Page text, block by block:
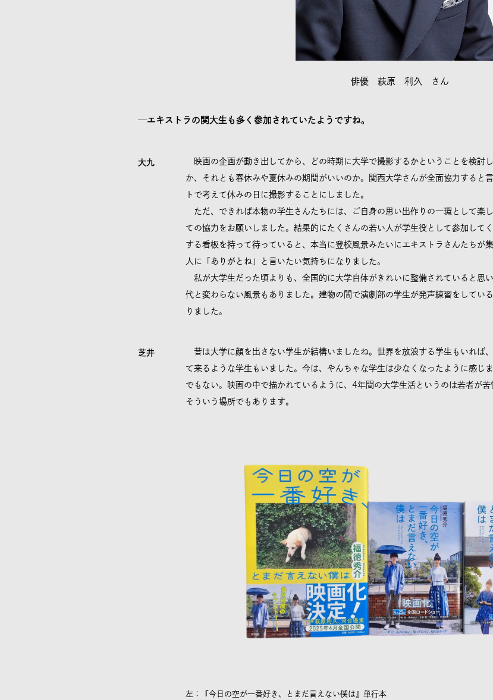
俳優 萩原 利久 さん
─エキストラの関大生も多く参加されていたようですね。
大九
映画の企画が動き出してから、どの時期に大学で撮影するかということを検討
か、それとも春休みや夏休みの期間がいいのか。関西大学さんが全面協力すると
トで考えて休みの日に撮影することにしました。
ただ、できれば本物の学生さんたちには、ご自身の思い出作りの一環として楽
ての協力をお願いしました。結果的にたくさんの若い人が学生役として参加して
する看板を持って待っていると、本当に登校風景みたいにエキストラさんたちが
人に「ありがとね」と言いたい気持ちになりました。
私が大学生だった頃よりも、全国的に大学自体がきれいに整備されていると思
代と変わらない風景もありました。建物の間で演劇部の学生が発声練習をしてい
りました。
芝井
昔は大学に顔を出さない学生が結構いましたね。世界を放浪する学生もいれば
て来るような学生もいました。今は、やんちゃな学生は少なくなったように感じ
でもない。映画の中で描かれているように、4年間の大学生活というのは若者が
そういう場所でもあります。
左：『今日の空が一番好き、とまだ言えない僕は』単行本